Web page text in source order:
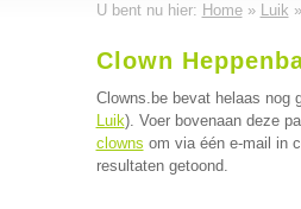
U bent nu hier: Home» Luik »
Clown
Clowns.be bevat helaas nog
Luik). Voer bovenaan deze
clowns om via één e-mail in
resultaten getoond.